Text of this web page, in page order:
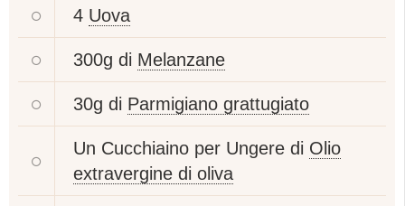
4 Uova
300g di Melanzane
30g di Parmigiano grattugiato
Un Cucchiaino per Ungere di Olio
extravergine di oliva